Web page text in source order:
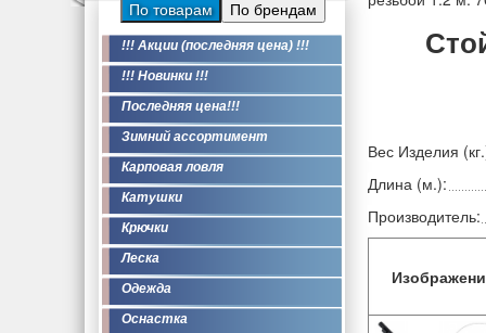
По товарам По брендам
!!! Акции (последняя цена) !!!
!!! Новинки !!!
Последняя цена!!!
Зимний ассортимент
Карповая ловля
Катушки
Крючки
Леска
Одежда
Оснастка
Вес Изделия
Длина (м.):
Производитель: